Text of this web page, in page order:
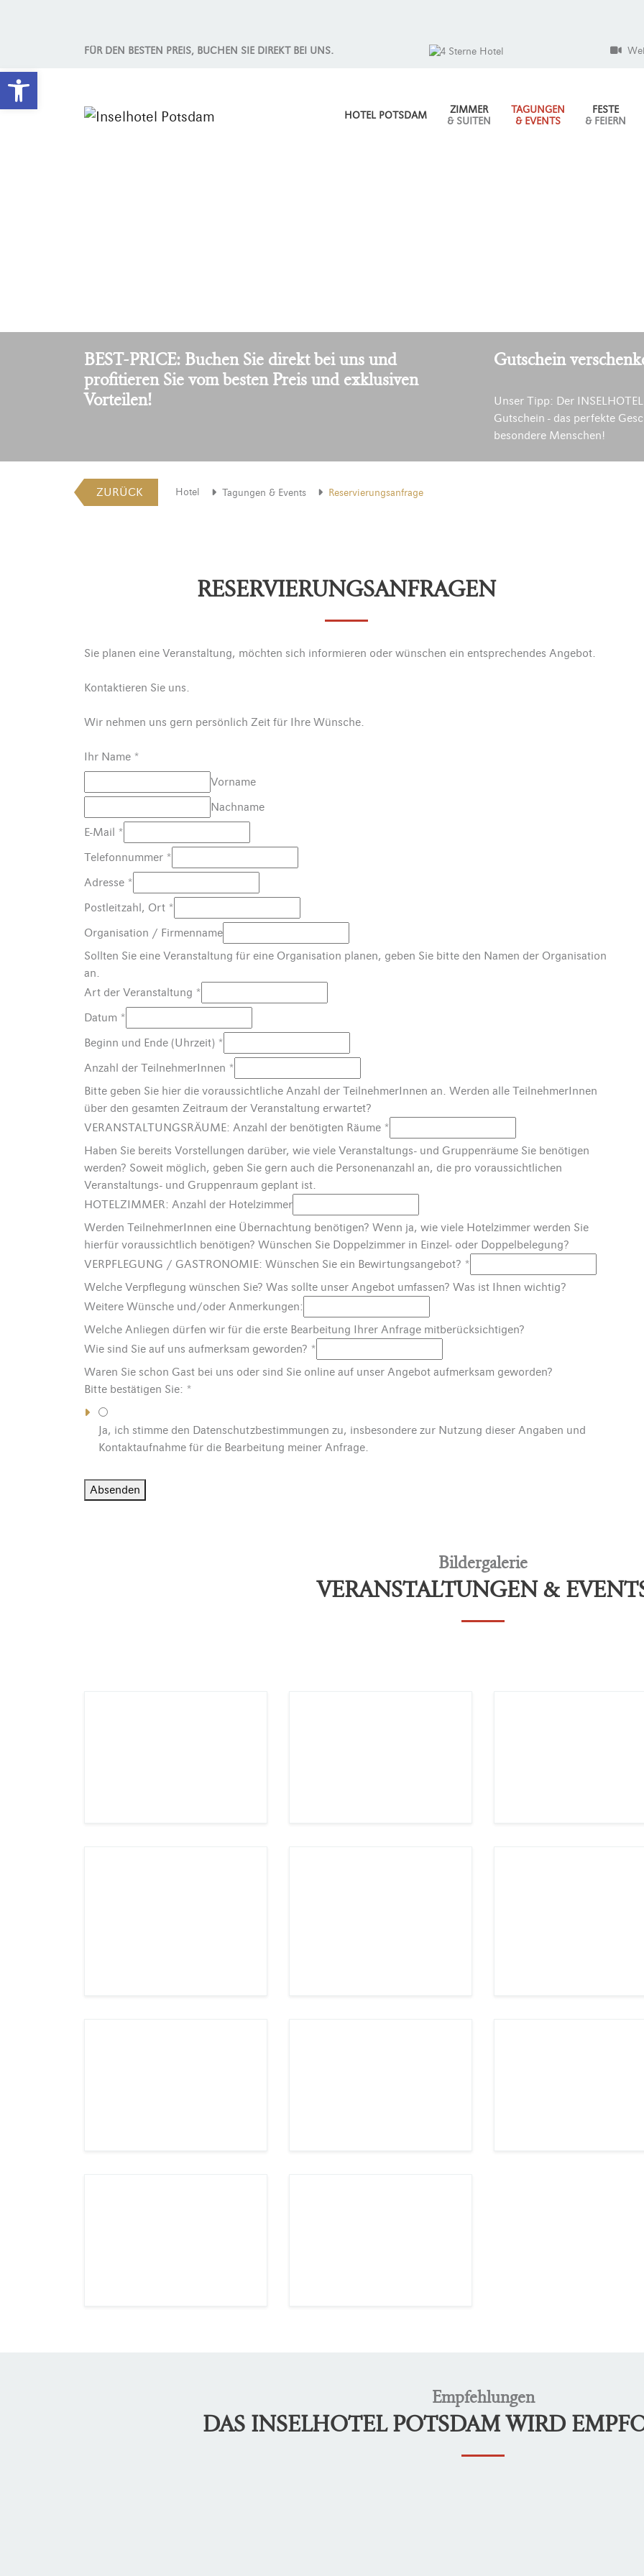
Werkzeugleiste öffnen
FÜR DEN BESTEN PREIS, BUCHEN SIE DIREKT BEI UNS.
HOTEL POTSDAM
ZIMMER
& SUITEN
TAGUNGEN
& EVENTS
FESTE
& FEIERN
BEST-PRICE: Buchen Sie direkt bei uns und
profitieren Sie vom besten Preis und exklusiven
Vorteilen!
Gutschein
Unser Tipp: Der
Gutschein - das perfekte
besondere Menschen!
ZURÜCK Hotel Tagungen & Events Reservierungsanfrage
RESERVIERUNGSANFRAGEN
Sie planen eine Veranstaltung, möchten sich informieren oder wünschen ein entsprechendes Angebot.
Kontaktieren Sie uns.
Wir nehmen uns gern persönlich Zeit für Ihre Wünsche.
Ihr Name *
Vorname
Nachname
E-Mail
*
Telefonnummer *
Adresse *
Postleitzahl, Ort *
Organisation / Firmenname
Sollten Sie eine Veranstaltung für eine Organisation planen, geben Sie bitte den Namen der Organisation
an.
Art der Veranstaltung *
Datum *
Beginn und Ende (Uhrzeit) *
Anzahl der TeilnehmerInnen *
Bitte geben Sie hier die voraussichtliche Anzahl der TeilnehmerInnen an. Werden alle TeilnehmerInnen
über den gesamten Zeitraum der Veranstaltung erwartet?
VERANSTALTUNGSRÄUME: Anzahl der benötigten Räume *
Haben Sie bereits Vorstellungen darüber, wie viele Veranstaltungs- und Gruppenräume Sie benötigen
werden? Soweit möglich, geben Sie gern auch die Personenanzahl an, die pro voraussichtlichen
Veranstaltungs- und Gruppenraum geplant ist.
HOTELZIMMER: Anzahl der Hotelzimmer
Werden TeilnehmerInnen eine Übernachtung benötigen? Wenn ja, wie viele Hotelzimmer werden Sie
hierfür voraussichtlich benötigen? Wünschen Sie Doppelzimmer in Einzel- oder Doppelbelegung?
VERPFLEGUNG / GASTRONOMIE: Wünschen Sie ein Bewirtungsangebot? *
Welche Verpflegung wünschen Sie? Was sollte unser Angebot umfassen? Was ist Ihnen wichtig?
Weitere Wünsche und/oder Anmerkungen:
Welche Anliegen dürfen wir für die erste Bearbeitung Ihrer Anfrage mitberücksichtigen?
Wie sind Sie auf uns aufmerksam geworden? *
Waren Sie schon Gast bei uns oder sind Sie online auf unser Angebot aufmerksam geworden?
Bitte bestätigen Sie: *
Ja, ich stimme den Datenschutzbestimmungen zu, insbesondere zur Nutzung dieser Angaben und
Kontaktaufnahme für die Bearbeitung meiner Anfrage.
Absenden
Bildergalerie
VERANSTALTUNGEN &
Empfehlungen
DAS INSELHOTEL POTSDAM WIRD